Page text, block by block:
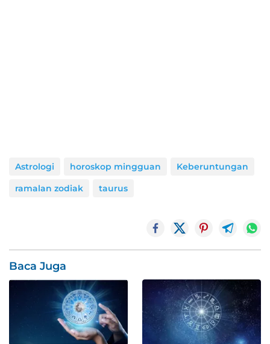
Astrologi horoskop mingguan
Keberuntungan
ramalan zodiak
taurus
Baca Juga